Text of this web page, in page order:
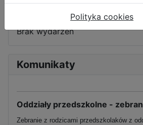
Nadchodzące
Brak wydarzeń
Komunikaty
Oddziały przedszkolne -
Zebranie z rodzicami przedszkolaków z
Polityka cookies